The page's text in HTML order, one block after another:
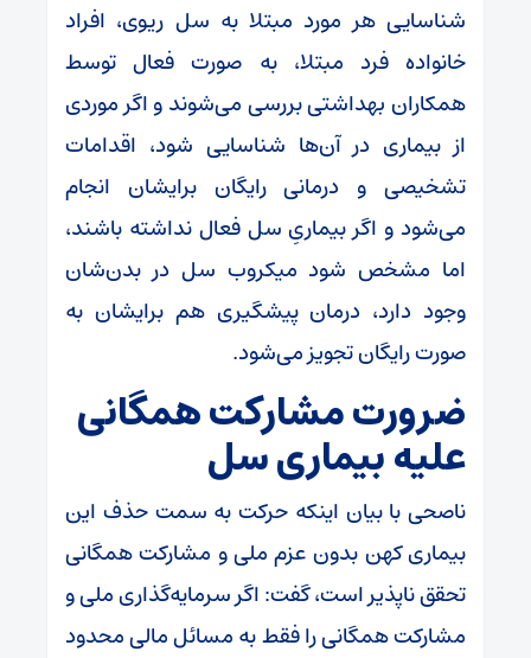
شناسایی هر مورد مبتلا به سل ریوی، افراد
خانواده فرد مبتلا، به صورت فعال توسط
همکاران بهداشتی بررسی می‌شوند و اگر موردی
از بیماری در آن‌ها شناسایی شود، اقدامات
تشخیصی و درمانی رایگان برایشان انجام
می‌شود و اگر بیماریِ سل فعال نداشته باشند،
اما مشخص شود میکروب سل در بدن‌شان
وجود دارد، درمان پیشگیری هم برایشان به
صورت رایگان تجویز می‌شود.
ضرورت مشارکت همگانی
علیه بیماری سل
ناصحی با بیان اینکه حرکت به سمت حذف این
بیماری کهن بدون عزم ملی و مشارکت همگانی
تحقق ناپذیر است، گفت: اگر سرمایه‌گذاری ملی و
مشارکت همگانی را فقط به مسائل مالی محدود